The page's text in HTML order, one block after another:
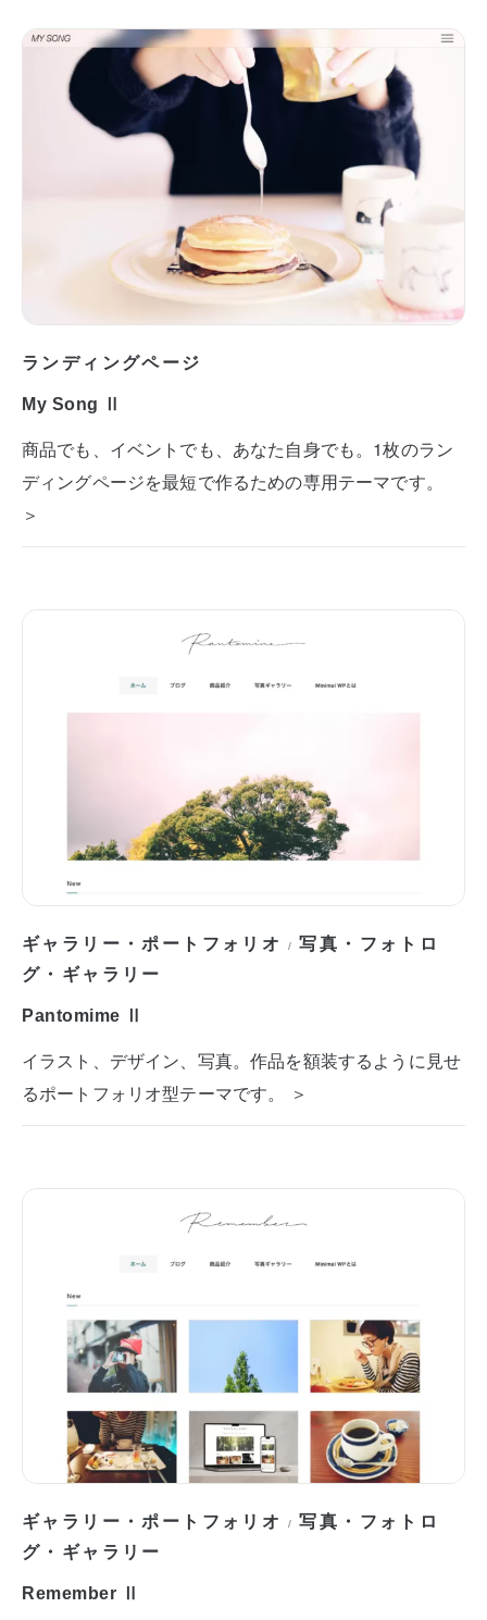
ランディングページ
My Song Ⅱ
商品でも、イベントでも、あなた自身でも。1枚のラン
ディングページを最短で作るための専用テーマです。
＞
ギャラリー・ポートフォリオ /写真・フォトロ
グ・ギャラリー
Pantomime Ⅱ
イラスト、デザイン、写真。作品を額装するように見せ
るポートフォリオ型テーマです。 ＞
ギャラリー・ポートフォリオ /写真・フォトロ
グ・ギャラリー
Remember Ⅱ